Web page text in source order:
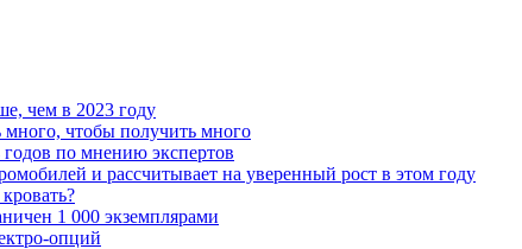
чем в 2023 году
чтобы получить много
по мнению экспертов
и рассчитывает на уверенный рост в этом году
1 000 экземплярами
опций